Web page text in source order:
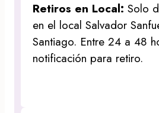
Retiros en Local:Solo
en el local Salvador
Santiago. Entre 24 a 48
notificación para retiro.